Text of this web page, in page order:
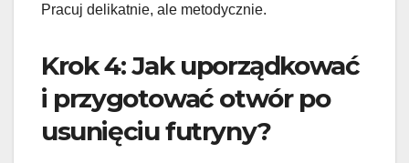
Pracuj delikatnie, ale metodycznie.
Krok 4: Jak uporządkować
i przygotować otwór po
usunięciu futryny?